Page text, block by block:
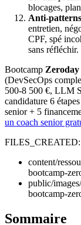
blocages,
Anti-
entretien,
CPF, spé
sans réfléchir.
Bootcamp
(DevSecOps
500-8 500 €, LLM
candidature 6
senior + 5
un coach senior
FILES_CREATED:
content/
bootcamp-
public/
bootcamp-
Sommaire